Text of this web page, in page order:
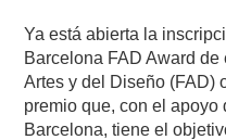
Ya está abierta la
Barcelona FAD Award
Artes y del Diseño (FAD)
premio que, con el apoyo
Barcelona, tiene el